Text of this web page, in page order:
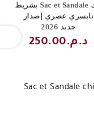
باك Sac et Sandale بشريط
تابسري عصري إصدار
جديد 2026
د.م.250.00